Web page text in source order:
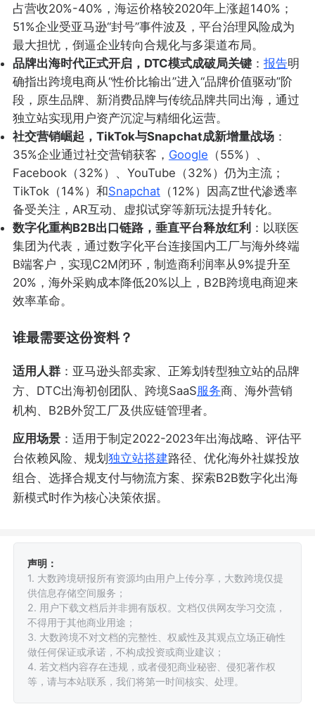
占营收20%-40%，海运价格较2020年上涨超140%；
51%企业受亚马逊“封号”事件波及，平台治理风险成为
最大担忧，倒逼企业转向合规化与多渠道布局。
品牌出海时代正式开启，DTC模式成破局关键： 报告明
确指出跨境电商从“性价比输出”进入“品牌价值驱动”阶
段，原生品牌、新消费品牌与传统品牌共同出海，通过
独立站实现用户资产沉淀与精细化运营。
社交营销崛起，TikTok与Snapchat成新增量战场：
35%企业通过社交营销获客， Google （55%）、
Facebook（32%）、YouTube（32%）仍为主流；
TikTok（14%）和Snapchat（12%）因高Z世代渗透率
备受关注，AR互动、虚拟试穿等新玩法提升转化。
数字化重构B2B出口链路，垂直平台释放红利 ：以联医
集团为代表，通过数字化平台连接国内工厂与海外终端
B端客户，实现C2M闭环，制造商利润率从9%提升至
20%，海外采购成本降低20%以上，B2B跨境电商迎来
效率革命。
谁最需要这份资料？
适用人群：亚马逊头部卖家、正筹划转型独立站的品牌
方、DTC出海初创团队、跨境SaaS服务商、海外营销
机构、B2B外贸工厂及供应链管理者。
应用场景：适用于制定2022-2023年出海战略、评估平
台依赖风险、规划 独立站搭建路径、优化海外社媒投放
组合、选择合规支付与物流方案、探索B2B数字化出海
新模式时作为核心决策依据。
声明：
1. 大数跨境研报所有资源均由用户上传分享，大数跨境仅提
供信息存储空间服务；
2. 用户下载文档后并非拥有版权。文档仅供网友学习交流，
不得用于其他商业用途；
3. 大数跨境不对文档的完整性、权威性及其观点立场正确性
做任何保证或承诺，不构成投资或商业建议；
4. 若文档内容存在违规，或者侵犯商业秘密、侵犯著作权
等，请与本站联系，我们将第一时间核实、处理。